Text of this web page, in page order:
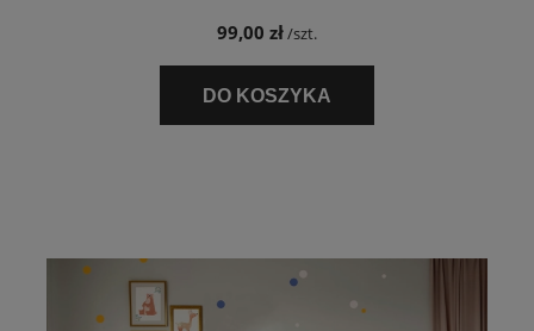
99,00 zł/szt.
DO KOSZYKA